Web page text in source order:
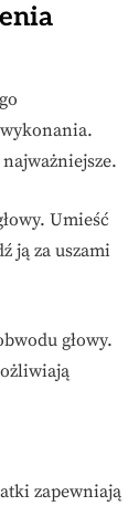
Umieść
ją za uszami
głowy.
zapewniają